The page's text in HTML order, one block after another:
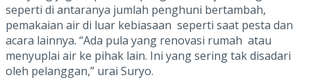
seperti di antaranya jumlah penghuni bertambah,
pemakaian air di luar kebiasaan seperti saat pesta dan
acara lainnya. “Ada pula yang renovasi rumah atau
menyuplai air ke pihak lain. Ini yang sering tak disadari
oleh pelanggan,” urai Suryo.